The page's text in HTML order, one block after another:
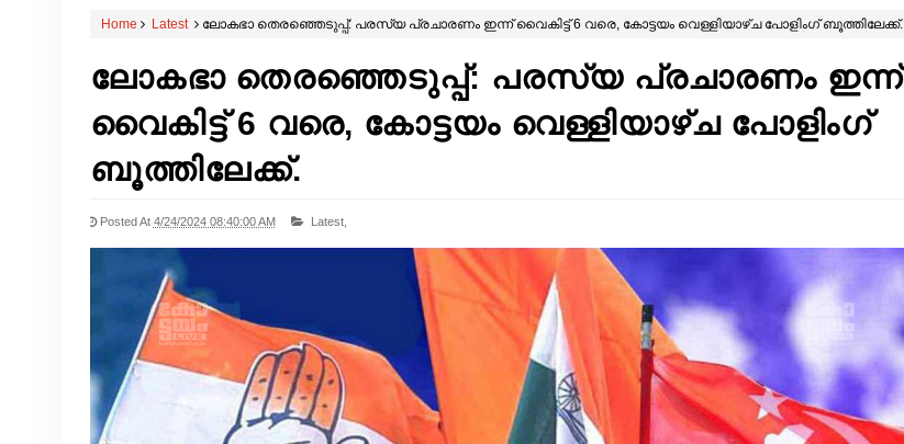
Home Latest ലോകഭാ തെരഞ്ഞെടുപ്പ്: പരസ്യ പ്രചാരണം ഇന്ന് വൈകിട്ട് 6 വരെ, കോട്ടയം വെള്ളിയാഴ്ച പോളിംഗ് ബൂത്തിലേക്ക്.
ലോകഭാ തെരഞ്ഞെടുപ്പ്: പരസ്യ പ്രചാരണം ഇന്ന്
വൈകിട്ട് 6 വരെ, കോട്ടയം വെള്ളിയാഴ്ച പോളിംഗ്
ബൂത്തിലേക്ക്.
Posted At 4/24/2024 08:40:00 AM Latest,